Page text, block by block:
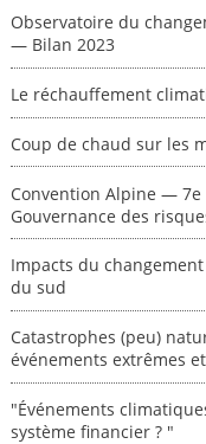
Observatoire du
— Bilan 2023
Le réchauffement
Coup de chaud sur les
Convention Alpine —
Gouvernance des
Impacts du
du sud
Catastrophes (peu)
événements extrêmes
"Événements
système financier ? "